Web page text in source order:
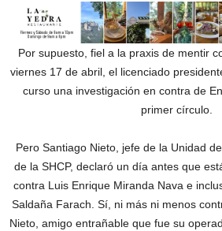
Por supuesto, fiel a la praxis de mentir
viernes 17 de abril, el licenciado
curso una investigación en contra de
primer círculo.
Pero Santiago Nieto, jefe de la Unidad
de la SHCP, declaró un día antes que
contra Luis Enrique Miranda Nava e
Saldaña Farach. Sí, ni más ni menos
Nieto, amigo entrañable que fue su